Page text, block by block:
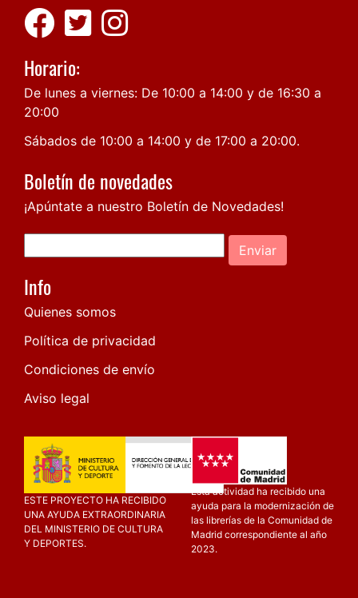
Horario:
De lunes a viernes: De 10:00 a 14:00 y de 16:30 a
20:00
Sábados de 10:00 a 14:00 y de 17:00 a 20:00.
Boletín de novedades
¡Apúntate a nuestro Boletín de Novedades!
Enviar
Info
Quienes somos
Política de privacidad
Condiciones de envío
Aviso legal
ESTE PROYECTO HA RECIBIDO
UNA AYUDA EXTRAORDINARIA
DEL MINISTERIO DE CULTURA
Y DEPORTES.
Esta actividad ha recibido una
ayuda para la modernización de
las librerías de la Comunidad de
Madrid correspondiente al año
2023.